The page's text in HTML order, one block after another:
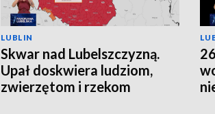
LUBLIN
Skwar nad Lubelszczyzną.
Upał doskwiera ludziom,
zwierzętom i rzekom